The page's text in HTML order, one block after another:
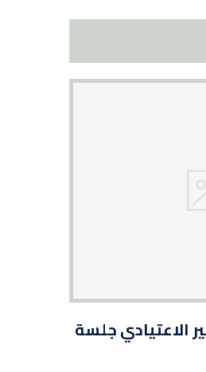
الاعتيادي جلسة